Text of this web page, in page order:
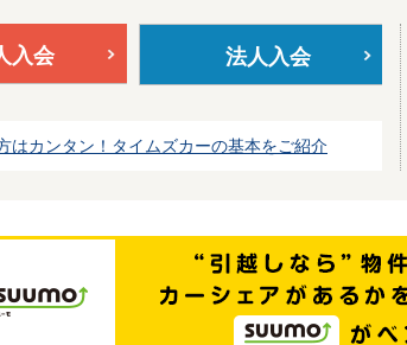
入会 法人入会
はカンタン！タイムズカーの基本をご紹介